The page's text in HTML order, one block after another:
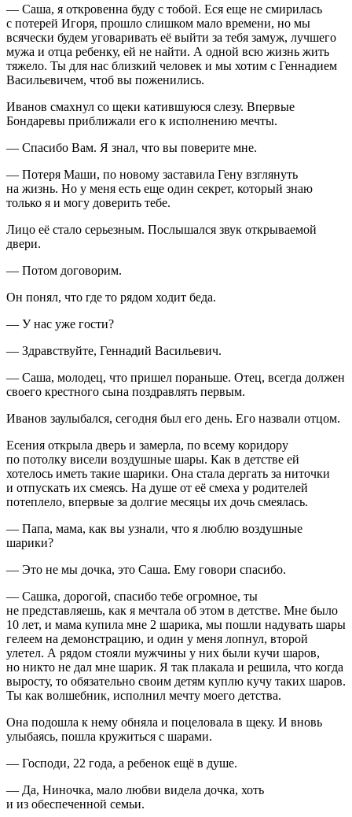
— Саша, я откровенна буду с тобой. Еся еще не смирилась
с потерей Игоря, прошло слишком мало времени, но мы
всячески будем уговаривать её выйти за тебя замуж, лучшего
мужа и отца ребенку, ей не найти. А одной всю жизнь жить
тяжело. Ты для нас близкий человек и мы хотим с Геннадием
Васильевичем, чтоб вы поженились.
Иванов смахнул со щеки катившуюся слезу. Впервые
Бондаревы приближали его к исполнению мечты.
— Спасибо Вам. Я знал, что вы поверите мне.
— Потеря Маши, по новому заставила Гену взглянуть
на жизнь. Но у меня есть еще один секрет, который знаю
только я и могу доверить тебе.
Лицо её стало серьезным. Послышался звук открываемой
двери.
— Потом договорим.
Он понял, что где то рядом ходит беда.
— У нас уже гости?
— Здравствуйте, Геннадий Васильевич.
— Саша, молодец, что пришел пораньше. Отец, всегда должен
своего крестного сына поздравлять первым.
Иванов заулыбался, сегодня был его день. Его назвали отцом.
Есения открыла дверь и замерла, по всему коридору
по потолку висели воздушные шары. Как в детстве ей
хотелось иметь такие шарики. Она стала дергать за ниточки
и отпускать их смеясь. На душе от её смеха у родителей
потеплело, впервые за долгие месяцы их дочь смеялась.
— Папа, мама, как вы узнали, что я люблю воздушные
шарики?
— Это не мы дочка, это Саша. Ему говори спасибо.
— Сашка, дорогой, спасибо тебе огромное, ты
не представляешь, как я мечтала об этом в детстве. Мне было
10 лет, и мама купила мне 2 шарика, мы пошли надувать шары
гелеем на демонстрацию, и один у меня лопнул, второй
улетел. А рядом стояли мужчины у них были кучи шаров,
но никто не дал мне шарик. Я так плакала и решила, что когда
выросту, то обязательно своим детям куплю кучу таких шаров.
Ты как волшебник, исполнил мечту моего детства.
Она подошла к нему обняла и поцеловала в щеку. И вновь
улыбаясь, пошла кружиться с шарами.
— Господи, 22 года, а ребенок ещё в душе.
— Да, Ниночка, мало любви видела дочка, хоть
и из обеспеченной семьи.